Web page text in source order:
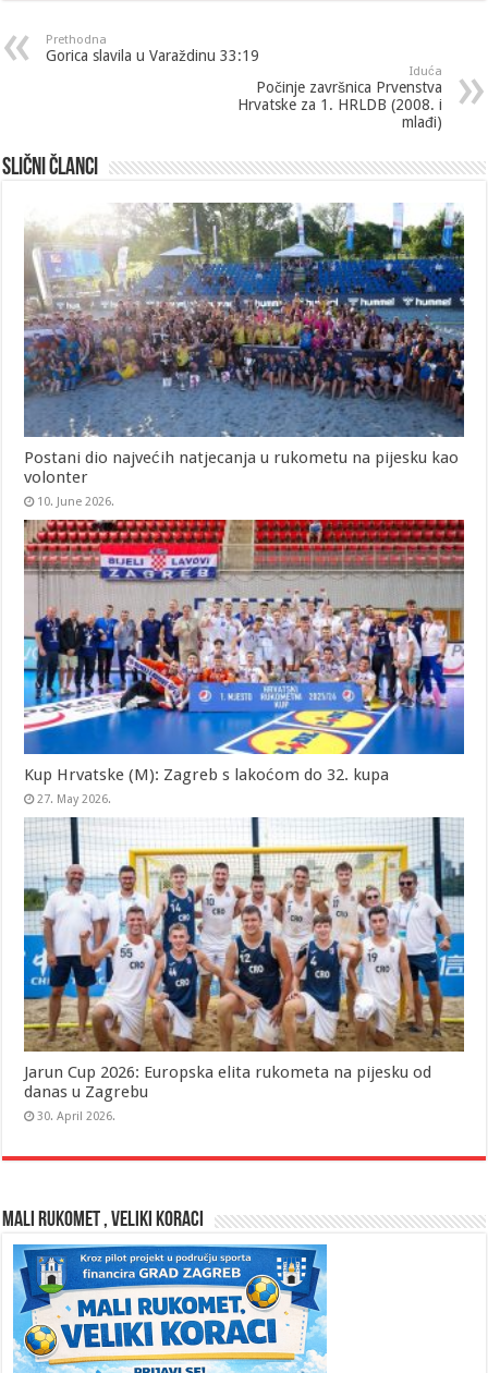
Prethodna
Gorica slavila u Varaždinu 33:19
Iduća
Počinje završnica Prvenstva
Hrvatske za 1. HRLDB (2008. i
mlađi)
Slični članci
Postani dio najvećih natjecanja u rukometu na pijesku kao
volonter
10. June 2026.
Kup Hrvatske (M): Zagreb s lakoćom do 32. kupa
27. May 2026.
Jarun Cup 2026: Europska elita rukometa na pijesku od
danas u Zagrebu
30. April 2026.
MALI RUKOMET , VELIKI KORACI